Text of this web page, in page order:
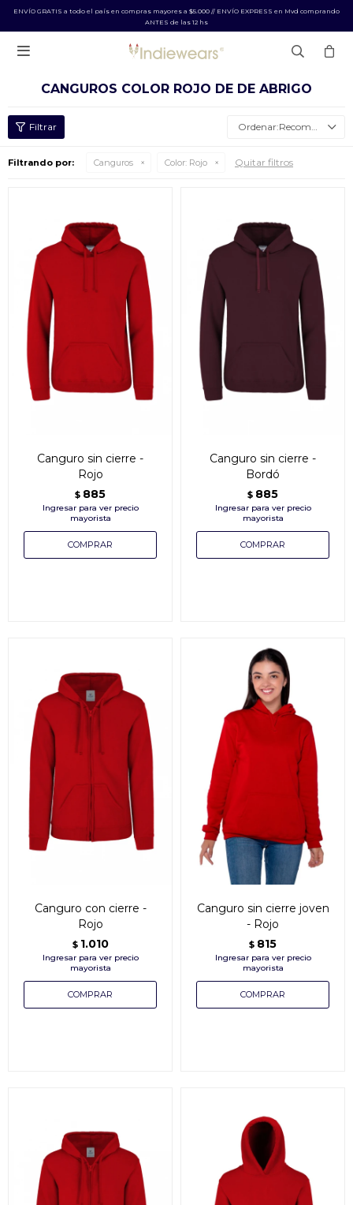
ENVÍO GRATIS a todo el país en compras mayores a $5.000 // ENVÍO EXPRESS en Mvd comprando
ANTES de las 12 hs

CANGUROS COLOR ROJO DE DE ABRIGO
Recomendados
Filtrando por: Canguros Color: Rojo Quitar filtros
Canguro sin cierre -
Rojo
$ 885
Canguro sin cierre -
Bordó
$ 885
Canguro con cierre -
Rojo
$ 1.010
Canguro sin cierre joven
- Rojo
$ 815